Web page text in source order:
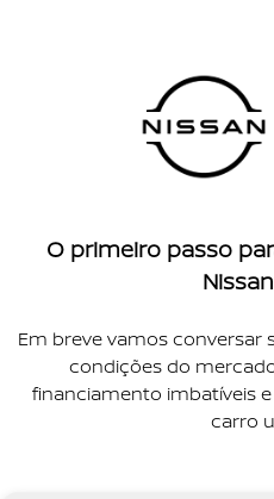
O primeiro passo
Em breve vamos conversar
condições do
financiamento imbatíveis
carro